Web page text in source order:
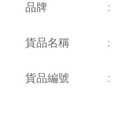
品牌 :
貨品名稱 :
貨品編號 :